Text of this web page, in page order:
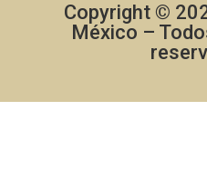
Copyright ©
México –